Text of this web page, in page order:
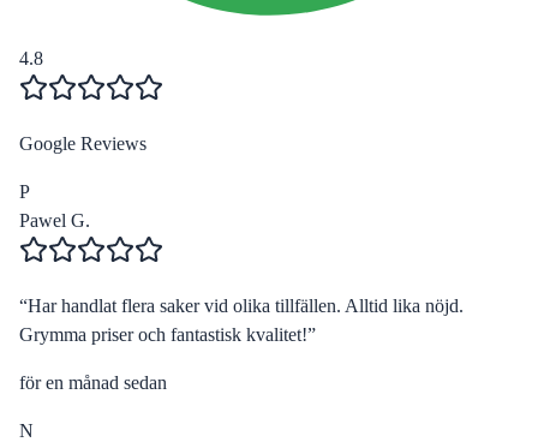
4.8
Google Reviews
P
Pawel G.
“Har handlat flera saker vid olika tillfällen. Alltid lika nöjd.
Grymma priser och fantastisk kvalitet!”
för en månad sedan
N